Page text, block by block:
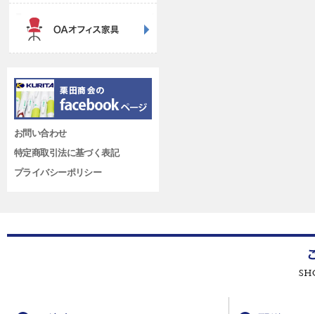
お問い合わせ
特定商取引法に基づく表記
プライバシーポリシー